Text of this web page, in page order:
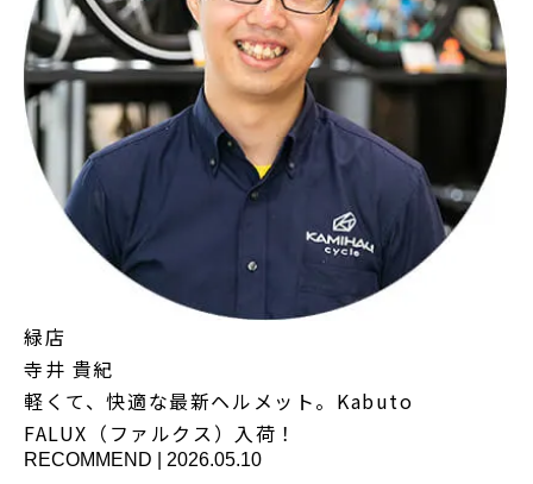
緑店
寺井 貴紀
軽くて、快適な最新ヘルメット。Kabuto
FALUX（ファルクス）入荷！
RECOMMEND 2026.05.10